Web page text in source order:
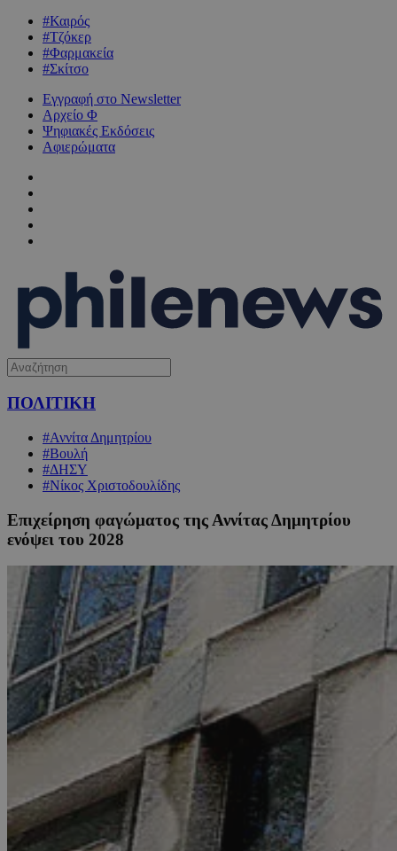
#Καιρός
#Τζόκερ
#Φαρμακεία
#Σκίτσο
Εγγραφή στο Newsletter
Αρχείο Φ
Ψηφιακές Εκδόσεις
Αφιερώματα
ΠΟΛΙΤΙΚΗ
#Αννίτα Δημητρίου
#Βουλή
#ΔΗΣΥ
#Νίκος Χριστοδουλίδης
Επιχείρηση φαγώματος της Αννίτας Δημητρίου
ενόψει του 2028